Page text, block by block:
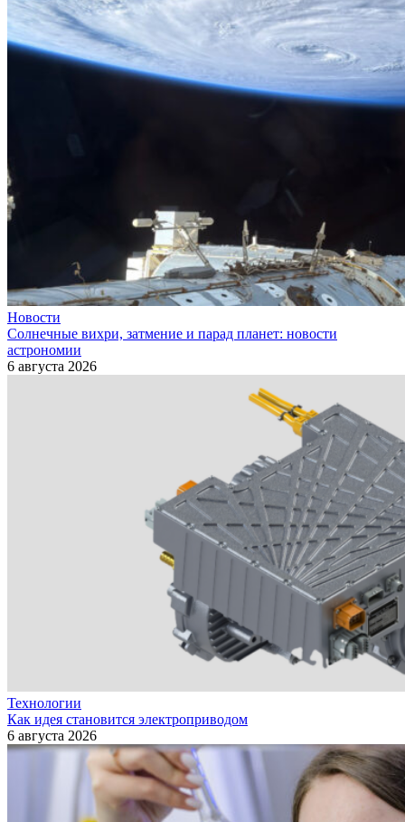
Новости
Солнечные вихри, затмение и парад планет: новости
астрономии
6 августа 2026
Технологии
Как идея становится электроприводом
6 августа 2026